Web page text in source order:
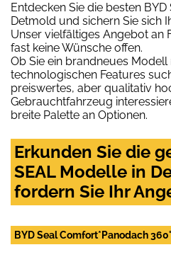
Entdecken Sie die besten
Detmold und sichern Sie sich
Unser vielfältiges Angebot an
fast keine Wünsche offen.
Ob Sie ein brandneues
technologischen Features
preiswertes, aber qualitativ
Gebrauchtfahrzeug
breite Palette an Optionen.
Erkunden Sie die
SEAL Modelle in
fordern Sie Ihr
BYD Seal Comfort*Panodach